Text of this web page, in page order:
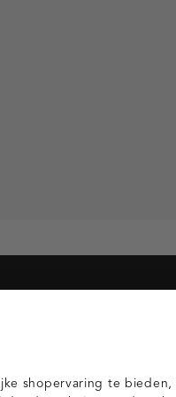
& gilets
shopervaring te bieden,